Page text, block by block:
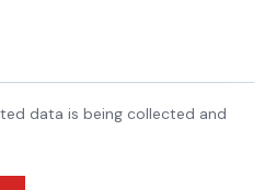
data is being collected and